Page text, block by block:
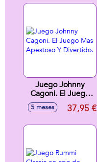
Juego Johnny
Cagoni. El Juego
Mas Apestoso Y
Divertido.
5 meses 37,95 €